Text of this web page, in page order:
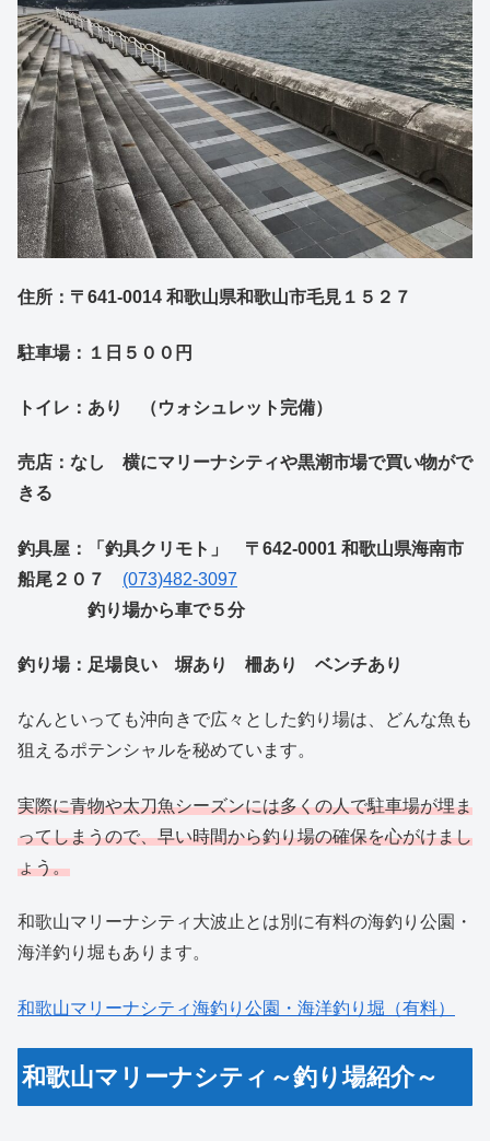
住所：〒641-0014 和歌山県和歌山市毛見１５２７
駐車場：１日５００円
トイレ：あり （ウォシュレット完備）
売店：なし 横にマリーナシティや黒潮市場で買い物がで
きる
釣具屋：「釣具クリモト」 〒642-0001 和歌山県海南市
船尾２０７
(073)482-3097
釣り場から車で５分
釣り場：足場良い 塀あり 柵あり ベンチあり
なんといっても沖向きで広々とした釣り場は、どんな魚も
狙えるポテンシャルを秘めています。
実際に青物や太刀魚シーズンには多くの人で駐車場が埋ま
ってしまうので、早い時間から釣り場の確保を心がけまし
ょう。
和歌山マリーナシティ大波止とは別に有料の海釣り公園・
海洋釣り堀もあります。
和歌山マリーナシティ海釣り公園・海洋釣り堀（有料）
和歌山マリーナシティ～釣り場紹介～